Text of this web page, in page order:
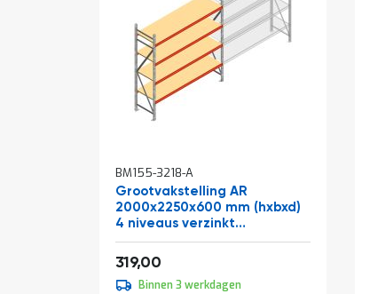
BM155-3218-A
Grootvakstelling AR
2000x2250x600 mm (hxbxd)
4 niveaus verzinkt
beginsectie
Vanaf
319,00
Binnen 3 werkdagen